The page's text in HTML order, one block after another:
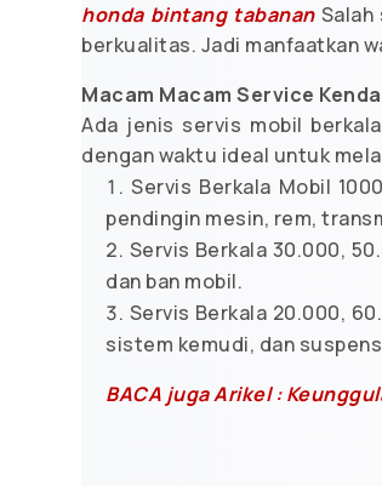
honda bintang tabananSalah
berkualitas. Jadi manfaatkan
Macam Macam Service
Ada jenis servis mobil
dengan waktu ideal untuk
Servis Berkala Mobil
pendingin mesin, rem,
Servis Berkala 30.000,
dan ban mobil.
Servis Berkala 20.000,
sistem kemudi, dan
BACA juga Arikel :